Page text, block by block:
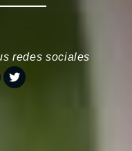
redes sociales